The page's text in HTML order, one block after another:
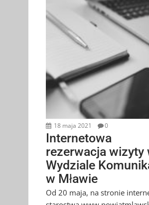
18 maja 2021 0
Internetowa
rezerwacja wizyty
Wydziale
w Mławie
Od 20 maja, na stronie